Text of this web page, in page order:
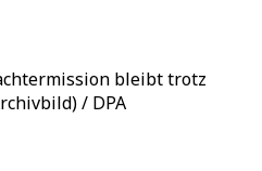
bleibt trotz
/ DPA